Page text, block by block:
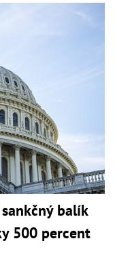
balík
500 percent